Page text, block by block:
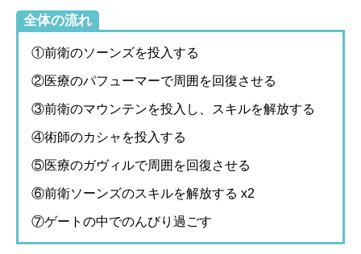
全体の流れ
①前衛のソーンズを投入する
②医療のパフューマーで周囲を回復させる
③前衛のマウンテンを投入し、スキルを解放する
④術師のカシャを投入する
⑤医療のガヴィルで周囲を回復させる
⑥前衛ソーンズのスキルを解放する x2
⑦ゲートの中でのんびり過ごす